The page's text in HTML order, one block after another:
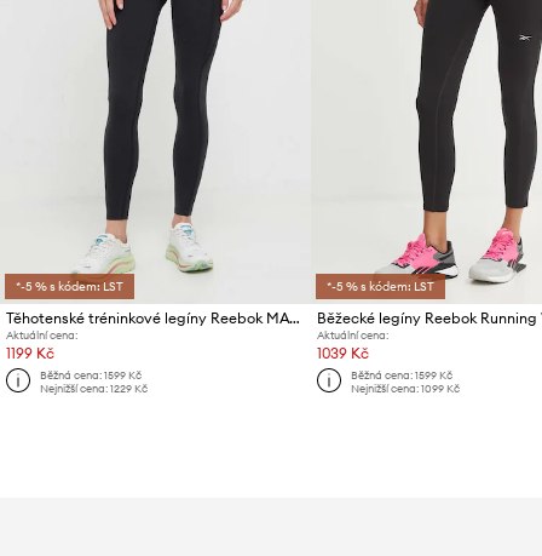
*-5 % s kódem: LST
Těhotenské tréninkové legíny Reebok MATERNITY
Aktuální cena:
1199 Kč
Běžná cena:1599 Kč
Nejnižší cena:1229 Kč
*-5 % s kódem: LST
Běžecké legíny Reebok
Aktuální cena:
1039 Kč
Běžná cena:1599 Kč
Nejnižší cena:1099 Kč